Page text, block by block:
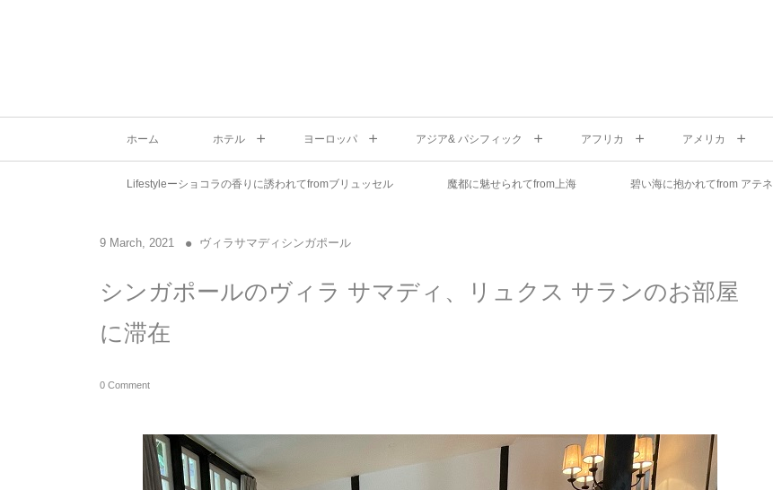
ホーム ホテル ヨーロッパ アジア& パシフィック アフリカ アメリカ
Lifestyleーショコラの香りに誘われてfromブリュッセル 魔都に魅せられてfrom上海 碧い海に抱かれてfrom アテネ
9 March, 2021 ヴィラサマディシンガポール
シンガポールのヴィラ サマディ、リュクス サランのお部屋
に滞在
0 Comment